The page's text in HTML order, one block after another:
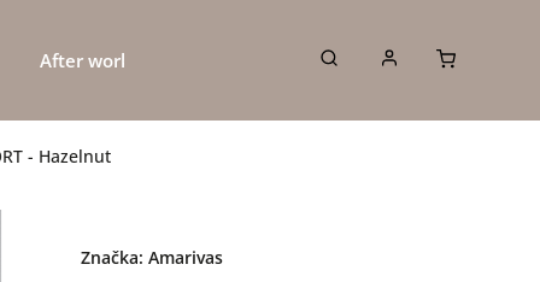
After work O nás
- Hazelnut
Značka:Amarivas